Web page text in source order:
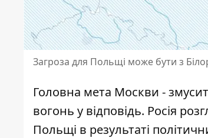
Загроза для Польщі може бути з
Головна мета Москви -
вогонь у відповідь. Росія
Польщі в результаті